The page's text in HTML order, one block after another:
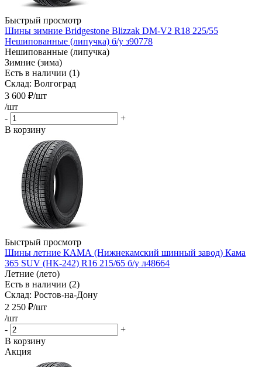
Быстрый просмотр
Шины зимние Bridgestone Blizzak DM-V2 R18 225/55
Нешипованные (липучка) б/у з90778
Нешипованные (липучка)
Зимние (зима)
Есть в наличии (1)
Склад: Волгоград
3 600 ₽/шт
/шт
-
+
В корзину
Быстрый просмотр
Шины летние КАМА (Нижнекамский шинный завод) Кама
365 SUV (НК-242) R16 215/65 б/у л48664
Летние (лето)
Есть в наличии (2)
Склад: Ростов-на-Дону
2 250 ₽/шт
/шт
-
+
В корзину
Акция